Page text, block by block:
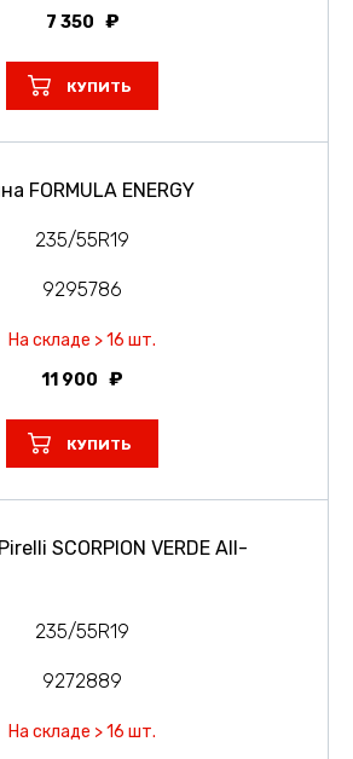
7 350
КУПИТЬ
FORMULA ENERGY
235/55R19
9295786
На складе > 16 шт.
11 900
КУПИТЬ
SCORPION VERDE All-
235/55R19
9272889
На складе > 16 шт.